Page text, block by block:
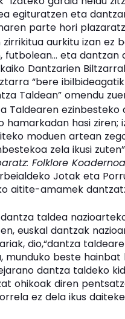
egituratzen eta
parte hori
aurkitu izan ez
eta dantzan
Dantzarien
“bere
Taldean” omendu
Taldearen
hasi ziren;
moduen artean
zela ikusi
Folklore Koadernoa
Jotak eta
aitite-amamek
taldea
euskal dantzak
dio,“dantza
munduko beste
dantza taldeko
ohikoak diren
ez dela ikus